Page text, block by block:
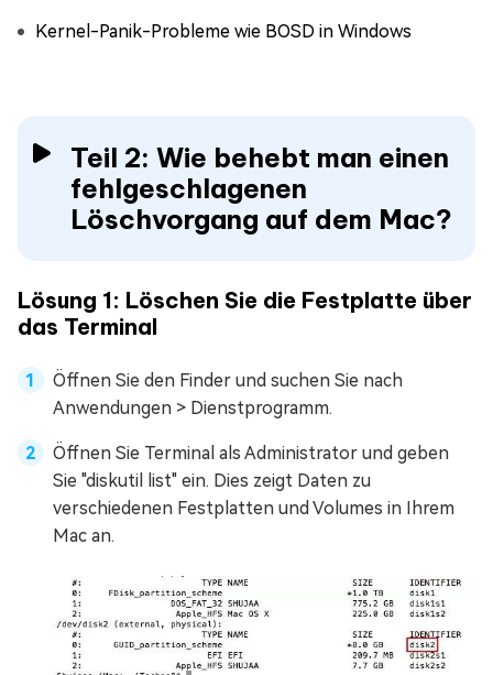
Kernel-Panik-Probleme wie BOSD in Windows
Teil 2: Wie behebt man einen
fehlgeschlagenen
Löschvorgang auf dem Mac?
Lösung 1: Löschen Sie die Festplatte über
das Terminal
Öffnen Sie den Finder und suchen Sie nach
Anwendungen > Dienstprogramm.
Öffnen Sie Terminal als Administrator und geben
Sie "diskutil list" ein. Dies zeigt Daten zu
verschiedenen Festplatten und Volumes in Ihrem
Mac an.